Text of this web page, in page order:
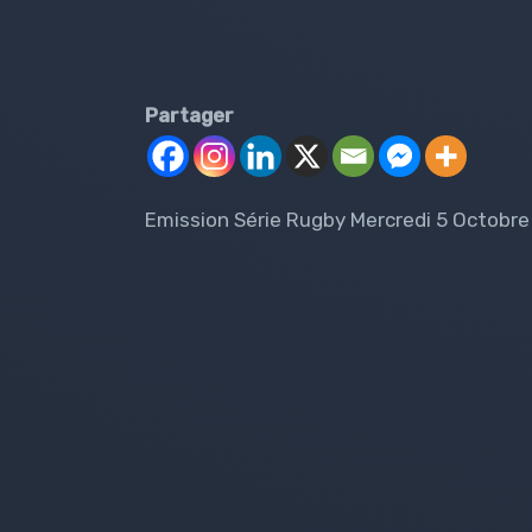
Partager
Emission Série Rugby Mercredi 5